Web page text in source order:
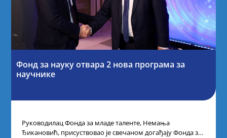
Фонд за науку отвара 2 нова програма за
научнике
Руководилац Фонда за младе таленте, Немања
Ђикановић, присуствовао је свечаном догађају Фонда за